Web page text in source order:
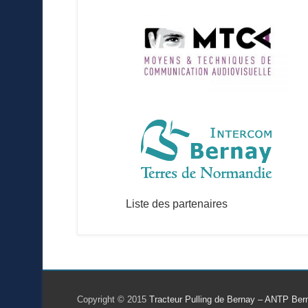
Liste des partenaires
Copyright © 2015 Tracteur Pulling de Bernay – ANTP